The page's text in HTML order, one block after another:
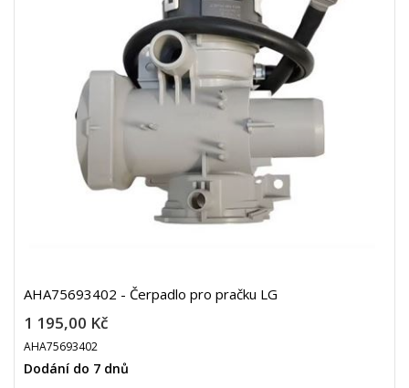
AHA75693402 - Čerpadlo pro pračku LG
1 195,00 Kč
AHA75693402
Dodání do 7 dnů